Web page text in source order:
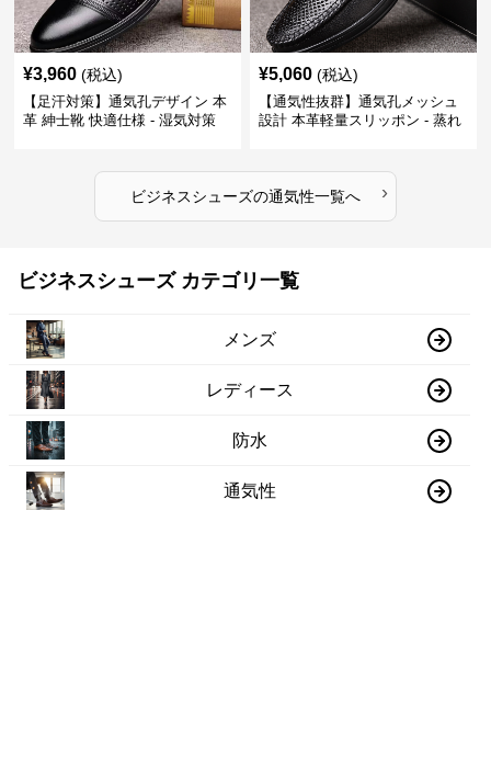
¥3,960 (税込)
【足汗対策】通気孔デザイン 本
革 紳士靴 快適仕様 - 湿気対策
¥5,060 (税込)
【通気性抜群】通気孔メッシュ
設計 本革軽量スリッポン - 蒸れ
ビジネスシューズの通気性一覧へ ›
ビジネスシューズ カテゴリ一覧
メンズ
レディース
防水
通気性